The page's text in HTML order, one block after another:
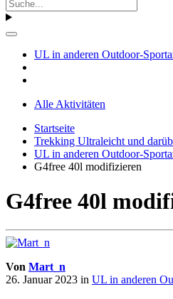
UL in anderen Outdoor-
Alle Aktivitäten
Startseite
Trekking Ultraleicht und
UL in anderen Outdoor-
G4free 40l modifizieren
G4free 40l
Von Mart_n
26. Januar 2023 in UL in anderen